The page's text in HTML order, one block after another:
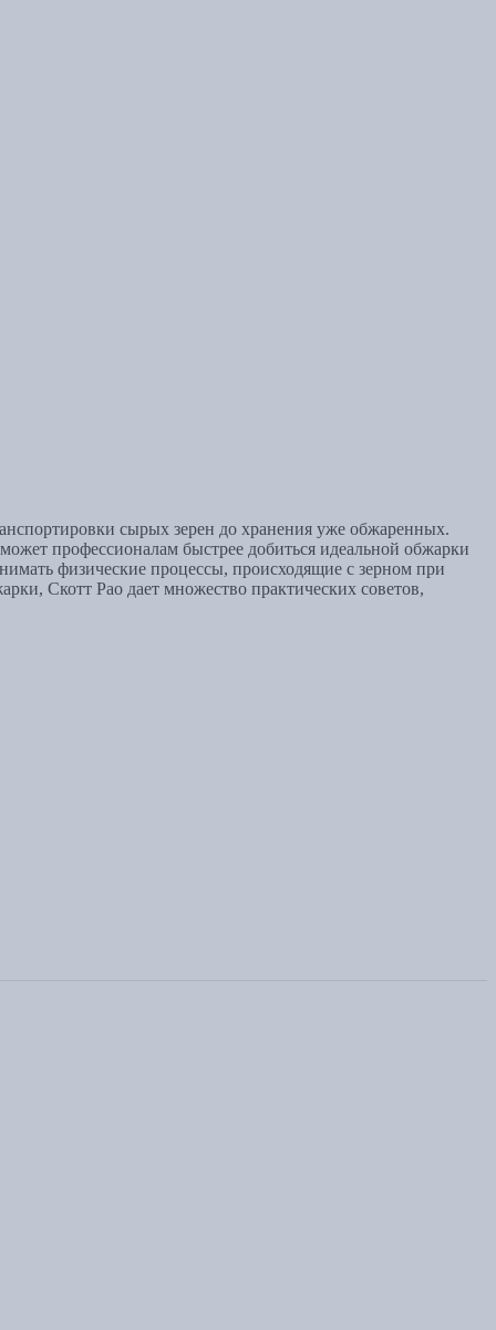
сырых зерен до хранения уже обжаренных.
профессионалам быстрее добиться идеальной обжарки
физические процессы, происходящие с зерном при
Скотт Рао дает множество практических советов,